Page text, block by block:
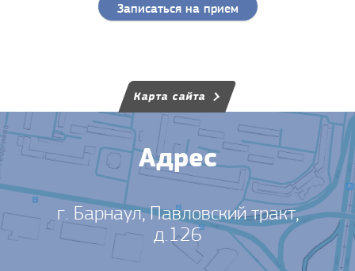
Записаться на прием
Карта сайта
Адрес
г. Барнаул, Павловский тракт,
д.126